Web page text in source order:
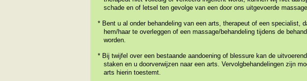
schade en of letsel ten gevolge van een door ons uitgevoerde
* Bent u al onder behandeling van een arts, therapeut of een specialist,
hem/haar te overleggen of een massage/behandeling tijdens de b
worden.
* Bij twijfel over een bestaande aandoening of blessure kan de
staken en u doorverwijzen naar een arts. Vervolgbehandelingen zijn
arts hierin toestemt.